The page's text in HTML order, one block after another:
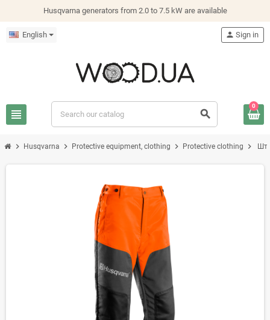
Husqvarna generators from 2.0 to 7.5 kW are available
English
view_headline search
person Sign in
0
chevron_right Husqvarna chevron_right Protective equipment, clothing chevron_right Protective clothing chevron_right